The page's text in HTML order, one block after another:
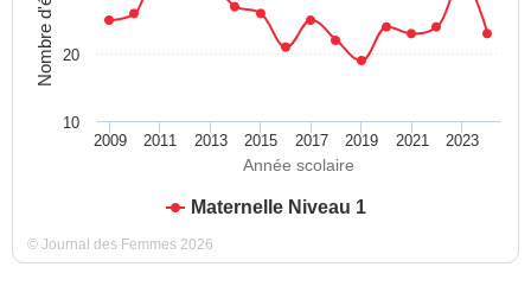
Année scolaire
Maternelle Niveau 1
2009 2011 2013 2015 2017 2019 2021 2023
20
10
© Journal des Femmes 2026